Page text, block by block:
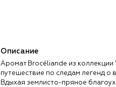
Описание
Аромат Brocéliande из коллекции
путешествие по следам легенд
Вдыхая землисто-пряное